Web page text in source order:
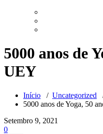
5000 anos de
UEY
Início / Uncategorized
5000 anos de Yoga, 50
Setembro 9, 2021
0